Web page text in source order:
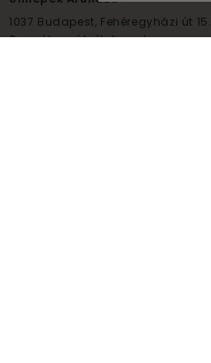
1037 Budapest, Fehéregyházi út 15.
Személyes átvételi pont